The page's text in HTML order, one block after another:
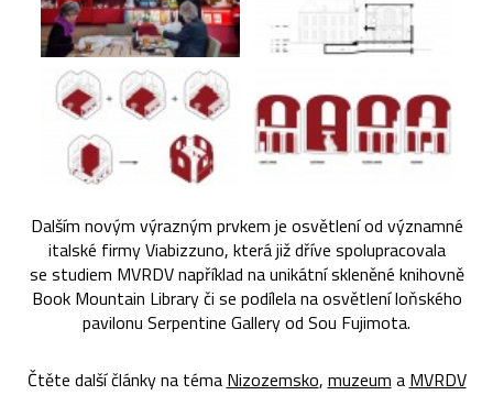
Dalším novým výrazným prvkem je osvětlení od významné
italské firmy Viabizzuno, která již dříve spolupracovala
se studiem MVRDV například na unikátní skleněné knihovně
Book Mountain Library či se podílela na osvětlení loňského
pavilonu Serpentine Gallery od Sou Fujimota.
Čtěte další články na téma Nizozemsko, muzeum a MVRDV